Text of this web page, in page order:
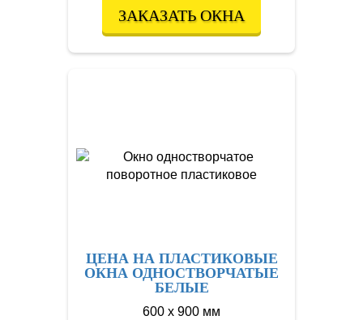
ЗАКАЗАТЬ ОКНА
ЦЕНА НА ПЛАСТИКОВЫЕ
ОКНА ОДНОСТВОРЧАТЫЕ
БЕЛЫЕ
600 х 900 мм